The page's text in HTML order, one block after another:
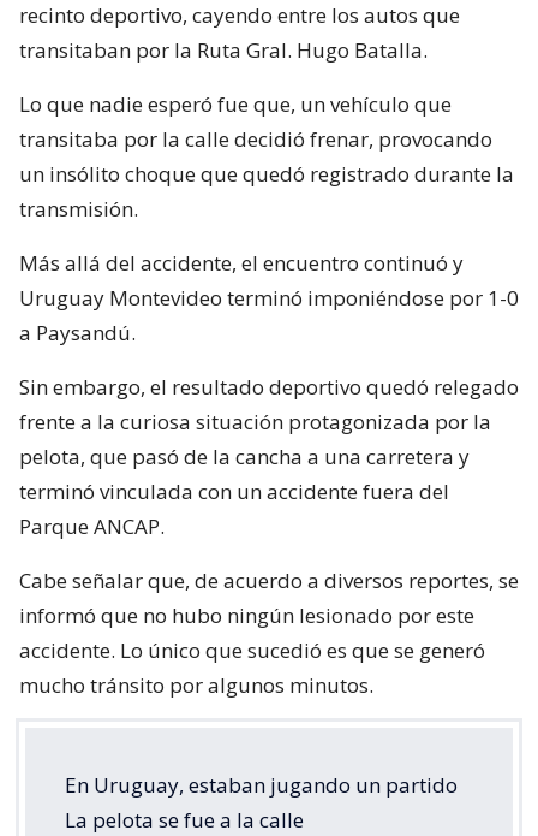
recinto deportivo, cayendo entre los autos que
transitaban por la Ruta Gral. Hugo Batalla.
Lo que nadie esperó fue que, un vehículo que
transitaba por la calle decidió frenar, provocando
un insólito choque que quedó registrado durante la
transmisión.
Más allá del accidente, el encuentro continuó y
Uruguay Montevideo terminó imponiéndose por 1-0
a Paysandú.
Sin embargo, el resultado deportivo quedó relegado
frente a la curiosa situación protagonizada por la
pelota, que pasó de la cancha a una carretera y
terminó vinculada con un accidente fuera del
Parque ANCAP.
Cabe señalar que, de acuerdo a diversos reportes, se
informó que no hubo ningún lesionado por este
accidente. Lo único que sucedió es que se generó
mucho tránsito por algunos minutos.
En Uruguay, estaban jugando un partido
La pelota se fue a la calle